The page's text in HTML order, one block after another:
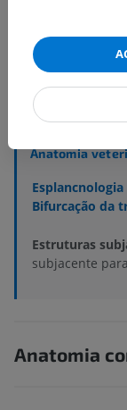
Hierarquia
Anatomia
Esplancnologia
Bifurcação da
Estruturas
subjacente
Anatomia